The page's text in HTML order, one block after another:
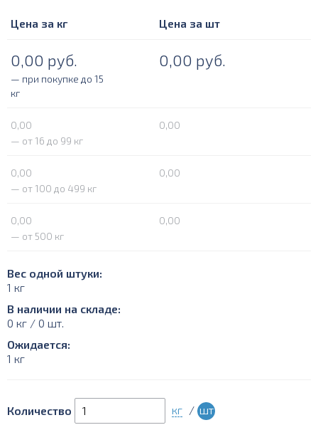
Цена за кг Цена за шт
0,00 руб. 0,00 руб.
— при покупке до 15
кг
0,00
0,00
— от 16 до 99 кг
0,00
0,00
— от 100 до 499 кг
0,00
0,00
— от 500 кг
Вес одной штуки:
1 кг
В наличии на складе:
0 кг / 0 шт.
Ожидается:
1 кг
Количество кг / шт